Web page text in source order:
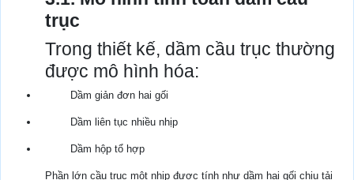
trục
Trong thiết kế, dầm cầu trục thường
được mô hình hóa:
Dầm giản đơn hai gối
Dầm liên tục nhiều nhịp
Dầm hộp tổ hợp
Phần lớn cầu trục một nhịp được tính như dầm hai gối chịu tải